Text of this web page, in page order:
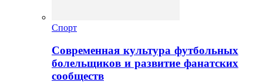
Спорт
Современная культура футбольных
болельщиков и развитие фанатских
сообществ